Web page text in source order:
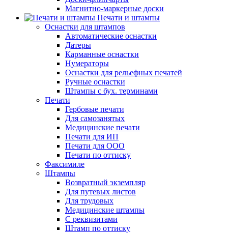
Магнитно-маркерные доски
Печати и штампы
Оснастки для штампов
Автоматические оснастки
Датеры
Карманные оснастки
Нумераторы
Оснастки для рельефных печатей
Ручные оснастки
Штампы с бух. терминами
Печати
Гербовые печати
Для самозанятых
Медицинские печати
Печати для ИП
Печати для ООО
Печати по оттиску
Факсимиле
Штампы
Возвратный экземпляр
Для путевых листов
Для трудовых
Медицинские штампы
С реквизитами
Штамп по оттиску